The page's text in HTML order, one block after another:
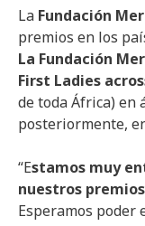
La Fundación
premios en los
La Fundación
First Ladies
de toda África) en
posteriormente,
“Estamos muy
nuestros
Esperamos poder